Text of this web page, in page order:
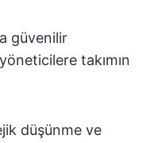
güvenilir
takımın
düşünme ve